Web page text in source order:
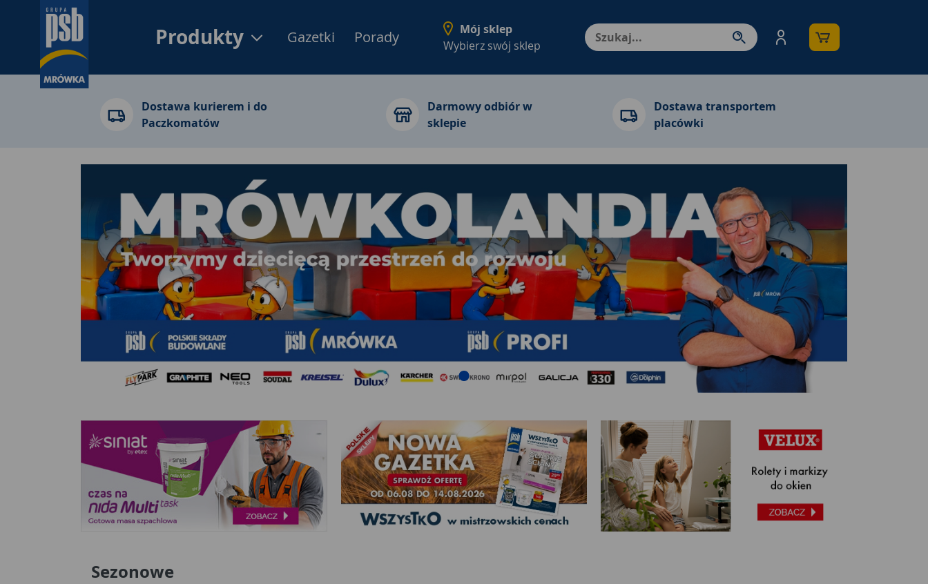
Produkty Menu Produktów, nawigacja: Enter - przejdź do strony produktów. Spacja – otwórz/
Gazetki Porady
Mój sklep
Wybierz swój sklep
Dostawa kurierem i do
Paczkomatów
Darmowy odbiór w
sklepie
Dostawa transportem
placówki
Sezonowe